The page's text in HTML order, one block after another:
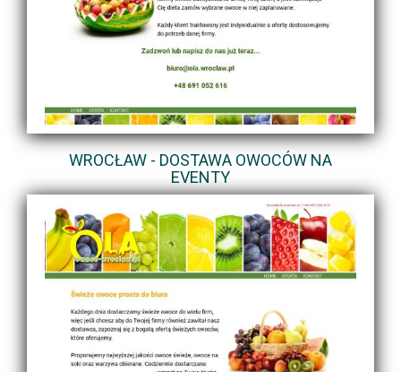
WROCŁAW - DOSTAWA OWOCÓW NA
EVENTY